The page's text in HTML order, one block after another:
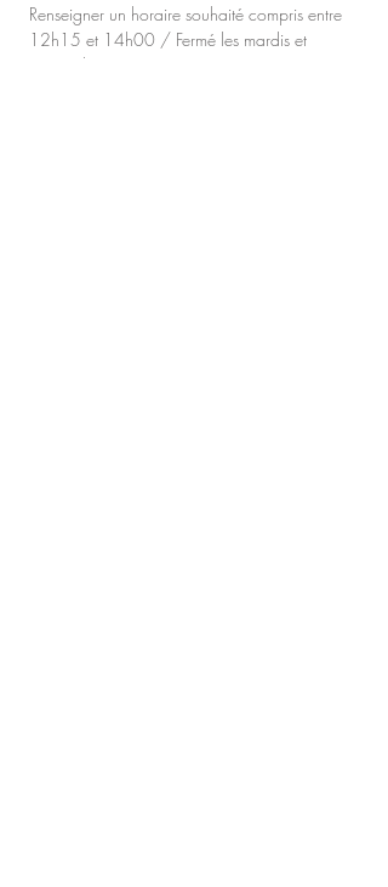
Renseigner un horaire souhaité compris entre
12h15 et 14h00 / Fermé les mardis et
mercredis.